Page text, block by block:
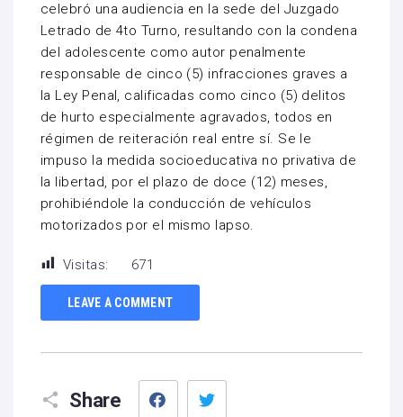
celebró una audiencia en la sede del Juzgado
Letrado de 4to Turno, resultando con la condena
del adolescente como autor penalmente
responsable de cinco (5) infracciones graves a
la Ley Penal, calificadas como cinco (5) delitos
de hurto especialmente agravados, todos en
régimen de reiteración real entre sí. Se le
impuso la medida socioeducativa no privativa de
la libertad, por el plazo de doce (12) meses,
prohibiéndole la conducción de vehículos
motorizados por el mismo lapso.
Visitas: 671
LEAVE A COMMENT
Share
Facebook